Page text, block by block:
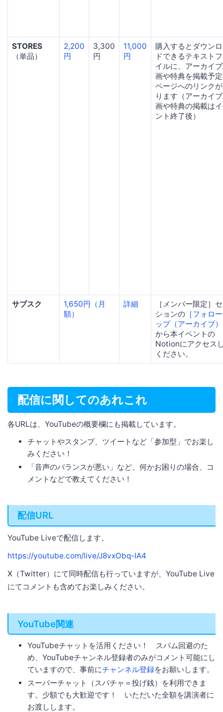
STORES
（単品）
2,200
円
3,300
円
11,000
円
購入するとダウン
ドできるテキスト
イルに、アーカイ
画や特典を掲載予
ページへのリンク
ります（アーカイ
画や特典の掲載は
ント終了後）
サブスク
1,650円（月
額）
詳細
［メンバー限定］
ションの ［フォロ
ップ（アーカイブ
から本イベントの
Notionにアクセス
ください。
配信に関してのあれこれ
各URLは、YouTubeの概要欄にも掲載しています。
チャットやスタンプ、ツイートなど「参加型」でお楽し
みください！
「音声のバランスが悪い」など、何かお困りの場合、コ
メントなどで教えてください！
配信URL
YouTube Liveで配信します。
https://youtube.com/live/J8vxObq-IA4
X（Twitter）にて同時配信も行っていますが、YouTube Live
にてコメントも含めてお楽しみください。
YouTube関連
YouTubeチャットを活用ください！ スパム回避のた
め、YouTubeチャンネル登録者のみがコメント可能にし
ていますので、事前にチャンネル登録をお願いします。
スーパーチャット（スパチャ＝投げ銭）を利用できま
す。少額でも大歓迎です！ いただいた全額を講演者に
お渡しします。